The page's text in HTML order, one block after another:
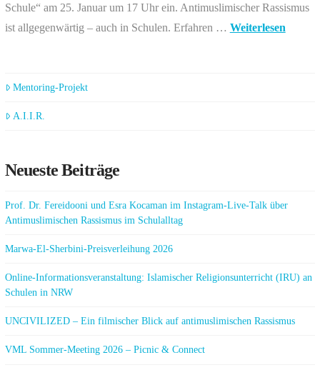
Schule“ am 25. Januar um 17 Uhr ein. Antimuslimischer Rassismus
ist allgegenwärtig – auch in Schulen. Erfahren … Weiterlesen
Mentoring-Projekt
A.I.I.R.
Neueste Beiträge
Prof. Dr. Fereidooni und Esra Kocaman im Instagram-Live-Talk über
Antimuslimischen Rassismus im Schulalltag
Marwa-El-Sherbini-Preisverleihung 2026
Online-Informationsveranstaltung: Islamischer Religionsunterricht (IRU) an
Schulen in NRW
UNCIVILIZED – Ein filmischer Blick auf antimuslimischen Rassismus
VML Sommer-Meeting 2026 – Picnic & Connect